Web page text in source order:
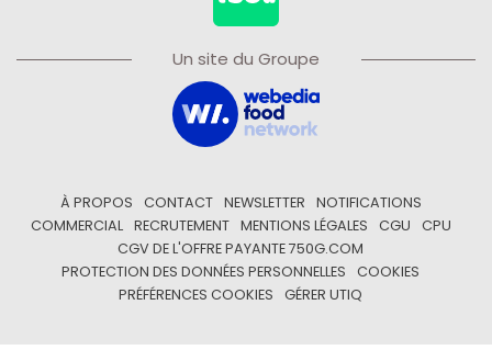
Un site du Groupe
À PROPOS CONTACT NEWSLETTER
NOTIFICATIONS
COMMERCIAL
RECRUTEMENT MENTIONS LÉGALES CGU
CPU
CGV DE L'OFFRE PAYANTE 750G.COM
PROTECTION DES DONNÉES PERSONNELLES
COOKIES
PRÉFÉRENCES COOKIES
GÉRER UTIQ